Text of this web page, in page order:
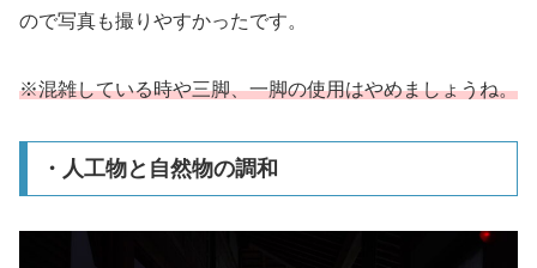
ので写真も撮りやすかったです。
※混雑している時や三脚、一脚の使用はやめましょうね。
・人工物と自然物の調和